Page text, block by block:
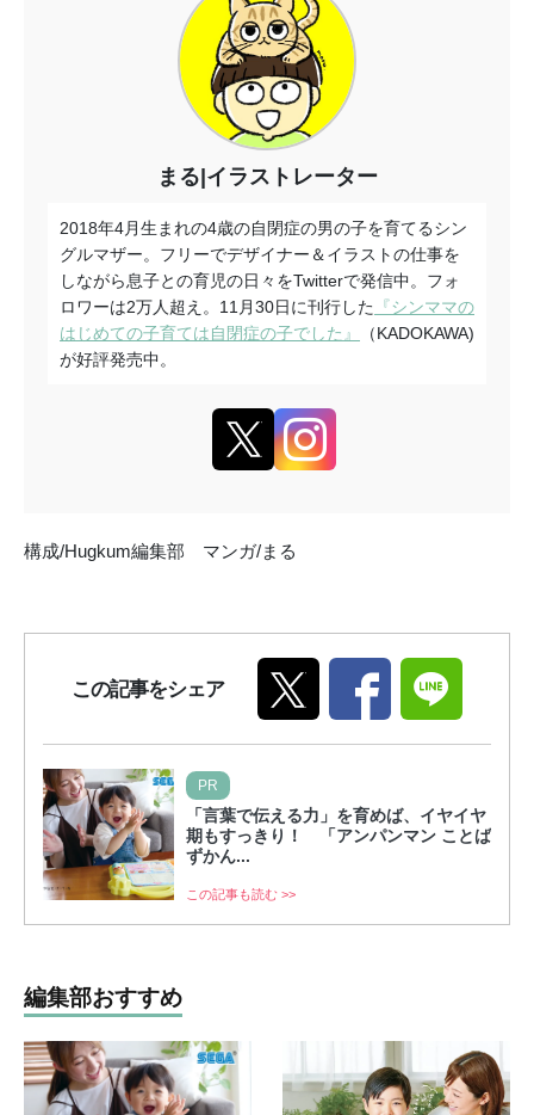
まる|イラストレーター
2018年4月生まれの4歳の自閉症の男の子を育てるシン
グルマザー。フリーでデザイナー＆イラストの仕事を
しながら息子との育児の日々をTwitterで発信中。フォ
ロワーは2万人超え。11月30日に刊行した 『シンママの
はじめての子育ては自閉症の子でした』
（KADOKAWA)
が好評発売中。
構成/Hugkum編集部 マンガ/まる
この記事をシェア
PR
「言葉で伝える力」を育めば、イヤイヤ
期もすっきり！ 「アンパンマン ことば
ずかん...
この記事も読む >>
編集部おすすめ